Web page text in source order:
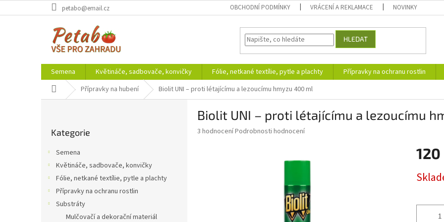
na
petabo@email.cz OBCHODNÍ PODMÍNKY VRÁCENÍ A REKLAMACE NOVINKY
HLEDAT
Semena Květináče, sadbovače, konvičky Fólie, netkané textílie, pytle a plachty Přípravky na ochranu rostlin
Domů Přípravky na hubení Biolit UNI – proti létajícímu a lezoucímu hmyzu 400 ml
kategorie
Kategorie
Semena
Květináče, sadbovače, konvičky
Fólie, netkané textílie, pytle a plachty
Přípravky na ochranu rostlin
Substráty
Mulčovačí a dekorační materiál
Biolit UNI – proti létajícímu a lezoucímu
Průměrné
3 hodnoceníPodrobnosti hodnocení
120
cena: